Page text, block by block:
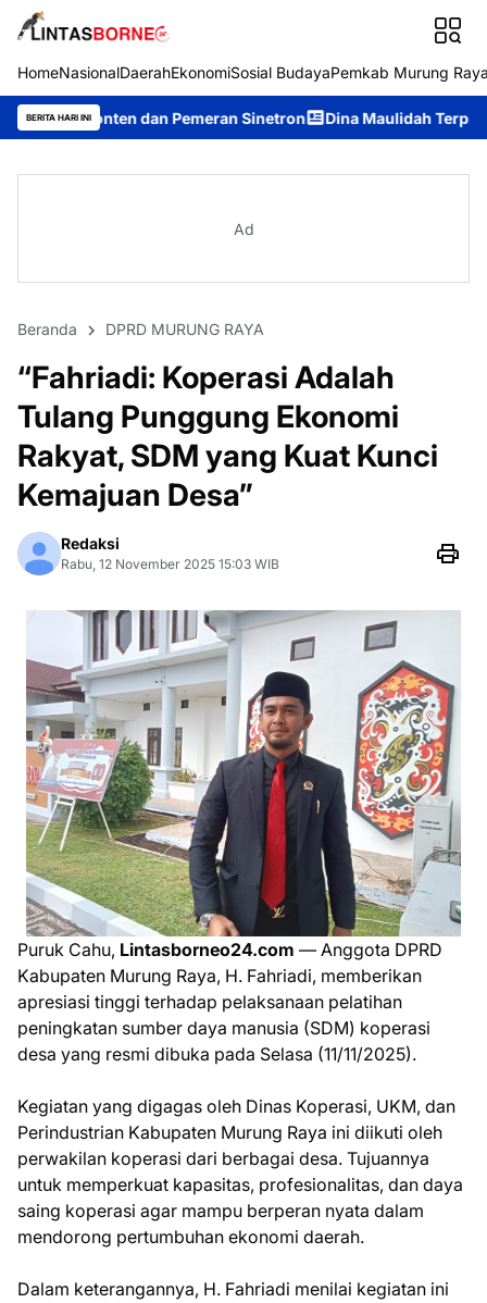
HomeNasionalDaerahEkonomiSosial BudayaPemkab Murung
BERITA HARI INI
Pemeran Sinetron Dina Maulidah Terpilih Aklamasi
Ad
Beranda DPRD MURUNG RAYA
“Fahriadi: Koperasi Adalah
Tulang Punggung Ekonomi
Rakyat, SDM yang Kuat Kunci
Kemajuan Desa”
Redaksi
Rabu, 12 November 2025 15:03 WIB
Puruk Cahu, Lintasborneo24.com — Anggota DPRD
Kabupaten Murung Raya, H. Fahriadi, memberikan
apresiasi tinggi terhadap pelaksanaan pelatihan
peningkatan sumber daya manusia (SDM) koperasi
desa yang resmi dibuka pada Selasa (11/11/2025).
Kegiatan yang digagas oleh Dinas Koperasi, UKM, dan
Perindustrian Kabupaten Murung Raya ini diikuti oleh
perwakilan koperasi dari berbagai desa. Tujuannya
untuk memperkuat kapasitas, profesionalitas, dan daya
saing koperasi agar mampu berperan nyata dalam
mendorong pertumbuhan ekonomi daerah.
Dalam keterangannya, H. Fahriadi menilai kegiatan ini